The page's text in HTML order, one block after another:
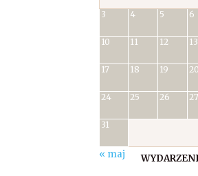
3 4 5 6
10 11 12 13
17 18 19 20
24 25 26 27
31
« maj